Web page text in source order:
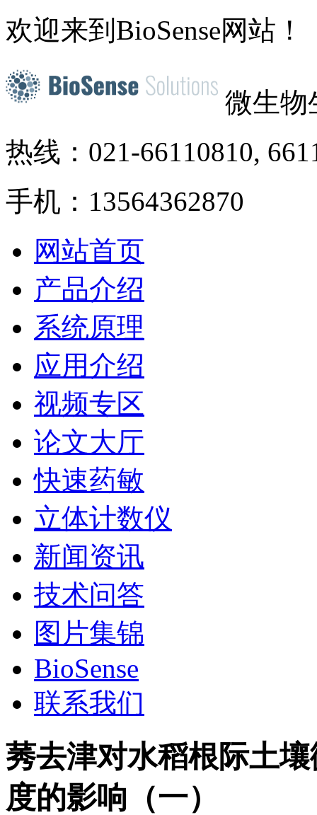
欢迎来到BioSense网站！
微生物
热线：021-66110810,
手机：13564362870
网站首页
产品介绍
系统原理
应用介绍
视频专区
论文大厅
快速药敏
立体计数仪
新闻资讯
技术问答
图片集锦
BioSense
联系我们
莠去津对水稻根际土
度的影响（一）